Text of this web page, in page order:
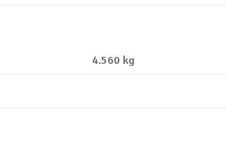
4.560 kg